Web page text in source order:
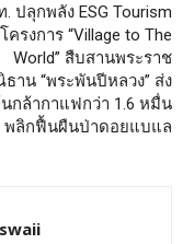
ปลุกพลัง ESG Tourism
ครงการ “Village to The
World” สืบสานพระราช
าน “พระพันปีหลวง” ส่ง
กล้ากาแฟกว่า 1.6 หมื่น
พลิกฟื้นผืนป่าดอยแบแล